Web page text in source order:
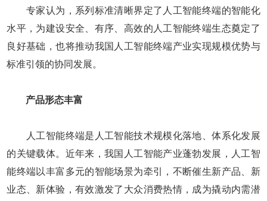
专家认为，系列标准清晰界定了人工智能终端的智能化
水平，为建设安全、有序、高效的人工智能终端生态奠定了
良好基础，也将推动我国人工智能终端产业实现规模优势与
标准引领的协同发展。
产品形态丰富
人工智能终端是人工智能技术规模化落地、体系化发展
的关键载体。近年来，我国人工智能产业蓬勃发展，人工智
能终端以丰富多元的智能场景为牵引，不断催生新产品、新
业态、新体验，有效激发了大众消费热情，成为撬动内需潜